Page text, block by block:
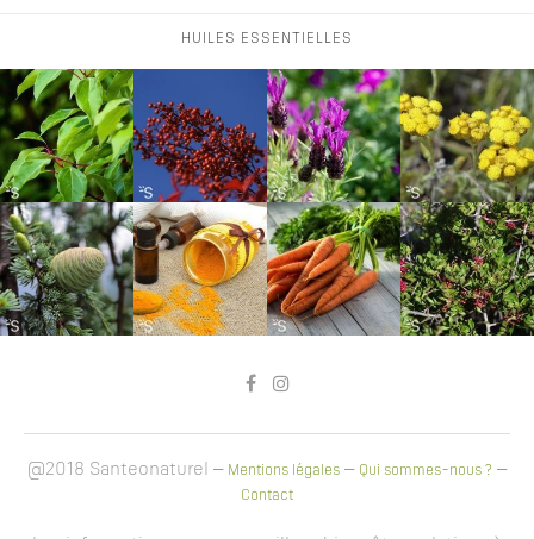
HUILES ESSENTIELLES
@2018 Santeonaturel – Mentions légales – Qui sommes-nous ? –
Contact